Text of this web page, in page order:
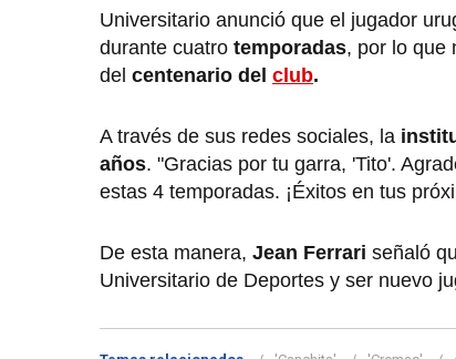
Universitario anunció que el jugador
durante cuatro temporadas, por lo que
del centenario del club.
A través de sus redes sociales, la
años. "Gracias por tu garra, 'Tito'.
estas 4 temporadas. ¡Éxitos en tus
De esta manera, Jean Ferrari señaló
Universitario de Deportes y ser nuevo